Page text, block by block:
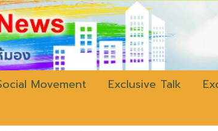
Movement Exclusive Talk